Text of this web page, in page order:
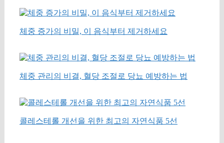
체중 증가의 비밀, 이 음식부터 제거하세요
체중 관리의 비결, 혈당 조절로 당뇨 예방하는 법
콜레스테롤 개선을 위한 최고의 자연식품 5선